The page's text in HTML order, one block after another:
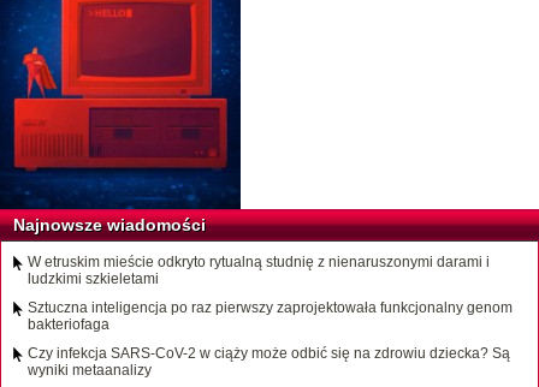
Najnowsze wiadomości
W etruskim mieście odkryto rytualną studnię z nienaruszonymi darami i
ludzkimi szkieletami
Sztuczna inteligencja po raz pierwszy zaprojektowała funkcjonalny genom
bakteriofaga
Czy infekcja SARS-CoV-2 w ciąży może odbić się na zdrowiu dziecka? Są
wyniki metaanalizy